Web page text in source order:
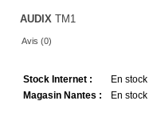
AUDIX TM1
Avis (0)
Stock Internet :
En stock
Magasin Nantes :
En stock